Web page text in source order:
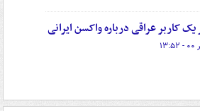
یک کاربر عراقی درباره واکسن ایرانی